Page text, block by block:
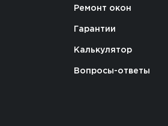
Ремонт окон
Гарантии
Калькулятор
Вопросы-ответы